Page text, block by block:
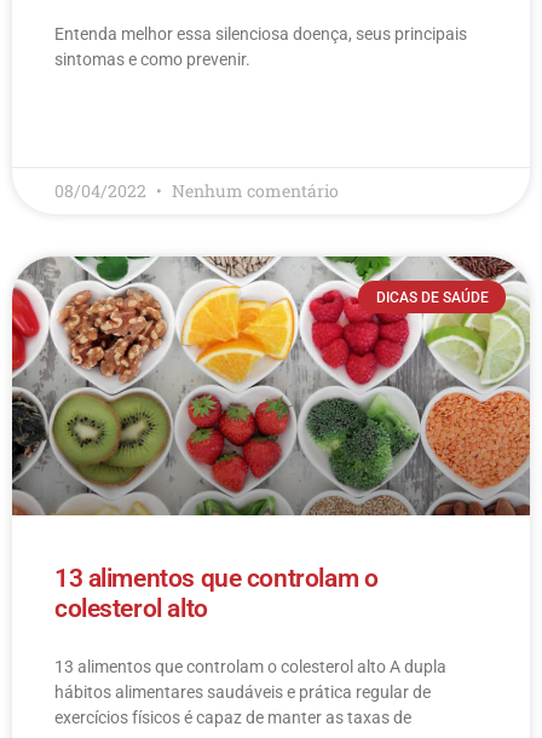
Entenda melhor essa silenciosa doença, seus principais
sintomas e como prevenir.
08/04/2022 Nenhum comentário
DICAS DE SAÚDE
13 alimentos que controlam o
colesterol alto
13 alimentos que controlam o colesterol alto​ A dupla
hábitos alimentares saudáveis e prática regular de
exercícios físicos é capaz de manter as taxas de